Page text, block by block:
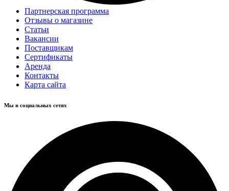
Партнерская программа
Отзывы о магазине
Статьи
Вакансии
Поставщикам
Сертификаты
Аренда
Контакты
Карта сайта
Мы в социальных сетях